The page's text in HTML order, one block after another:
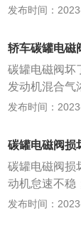
当发动机转速
20V电压档检
有故障，若电
电磁阀电磁线
电磁线圈的电
无故障。2.检
此时电磁阀应
电磁阀连接软
0，对准电磁
启动;如果不
响：发动机启
甚至熄火。油
排出，导致油
0TSIDSG舒
71mm，轴距
挡双离合变速
发布时间：
轿车碳罐电磁
碳罐电磁阀坏
发动机混合气
否则会影响汽
个油箱是专门
会导致油箱
环境造成污染
费。由此工程
样就不会导致
发布时间：
碳罐电磁阀损
碳罐电磁阀损
动机怠速不稳
减少因燃油蒸
发布时间：